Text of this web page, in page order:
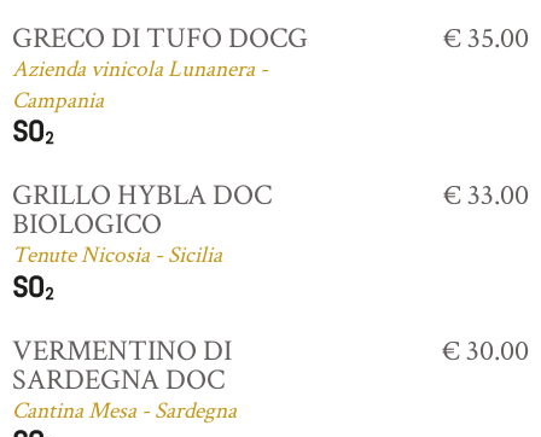
GRECO DI TUFO DOCG
Azienda vinicola Lunanera -
Campania
€ 35.00
GRILLO HYBLA DOC
BIOLOGICO
Tenute Nicosia - Sicilia
€ 33.00
VERMENTINO DI
SARDEGNA DOC
Cantina Mesa - Sardegna
€ 30.00